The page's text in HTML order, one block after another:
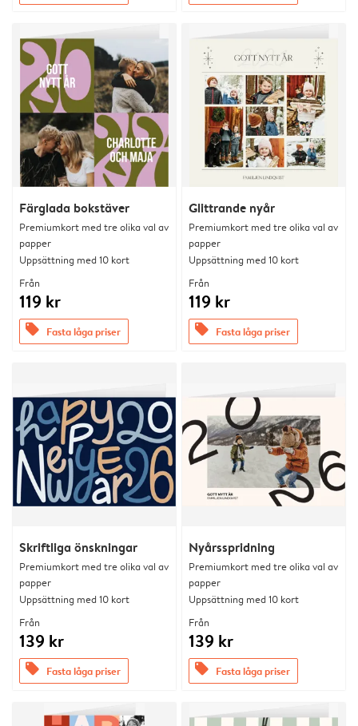
Färglada bokstäver
Premiumkort med tre olika val av
papper
Uppsättning med 10 kort
Från
119 kr
offers Fasta låga priser
Glittrande nyår
Premiumkort med tre olika val av
papper
Uppsättning med 10 kort
Från
119 kr
offers Fasta låga priser
Skriftliga önskningar
Premiumkort med tre olika val av
papper
Uppsättning med 10 kort
Från
139 kr
offers Fasta låga priser
Nyårsspridning
Premiumkort med tre olika val av
papper
Uppsättning med 10 kort
Från
139 kr
offers Fasta låga priser